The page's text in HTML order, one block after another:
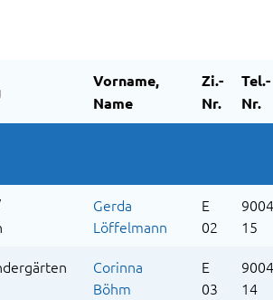
Vorname,
Name
Zi.-
Nr.
Tel.-
Nr.
Gerda
Löffelmann
E
02
15
Corinna
Böhm
E
03
14